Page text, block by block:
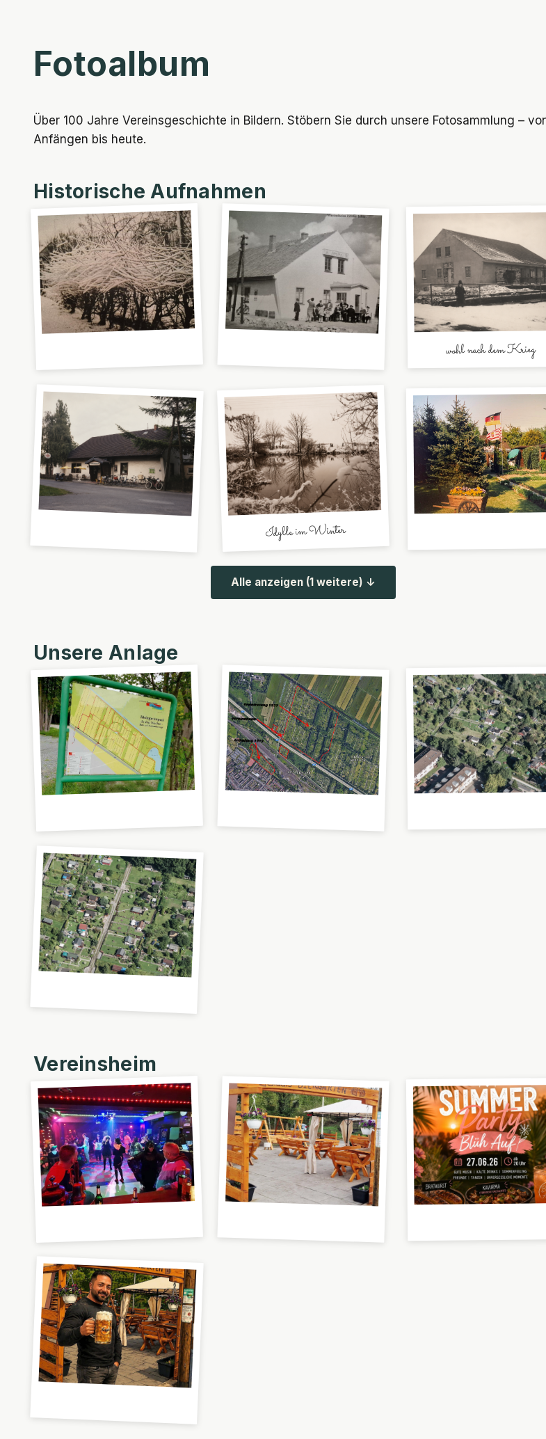
Fotoalbum
Über 100 Jahre Vereinsgeschichte in Bildern. Stöbern Sie durch unsere Fotosammlung –
Anfängen bis heute.
Historische Aufnahmen
wohl nach dem Krieg
Idylle im Winter
Alle anzeigen (1 weitere) ↓
Unsere Anlage
Vereinsheim